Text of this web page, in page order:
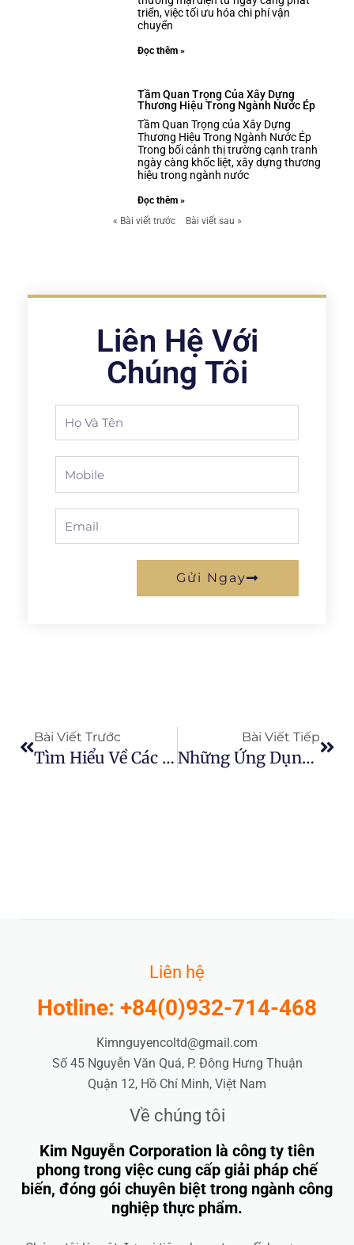
triển, việc tối ưu hóa chi phí vận
chuyển
Đọc thêm »
Tầm Quan Trọng Của Xây Dựng
Thương Hiệu Trong Ngành Nước Ép
Tầm Quan Trọng của Xây Dựng
Thương Hiệu Trong Ngành Nước Ép
Trong bối cảnh thị trường cạnh tranh
ngày càng khốc liệt, xây dựng thương
hiệu trong ngành nước
Đọc thêm »
« Bài viết trước
Bài viết sau »
Liên Hệ Với
Chúng Tôi
Name
Gửi Ngay
Bài Viết Trước
Tìm Hiểu Về Các Chính Sách Hỗ Trợ Của Chính Phủ Cho Ngành Sản Xuất Nước Ép Chanh Dây
Bài Viết Tiếp
Những Ứng Dụng Mới Của Nước Ép Chanh Dây Trong Ngành Thực Phẩm Và Mỹ Phẩm
Liên hệ
Hotline: +84(0)932-714-468
Kimnguyencoltd@gmail.com
Số 45 Nguyễn Văn Quá, P. Đông Hưng Thuận
Quận 12, Hồ Chí Minh, Việt Nam
Về chúng tôi
Kim Nguyễn Corporation là công ty tiên
phong trong việc cung cấp giải pháp chế
biến, đóng gói chuyên biệt trong ngành công
nghiệp thực phẩm.